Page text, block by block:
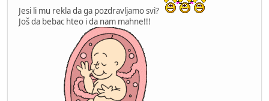
Jesi li mu rekla da ga pozdravljamo svi?
Još da bebac hteo i da nam mahne!!!